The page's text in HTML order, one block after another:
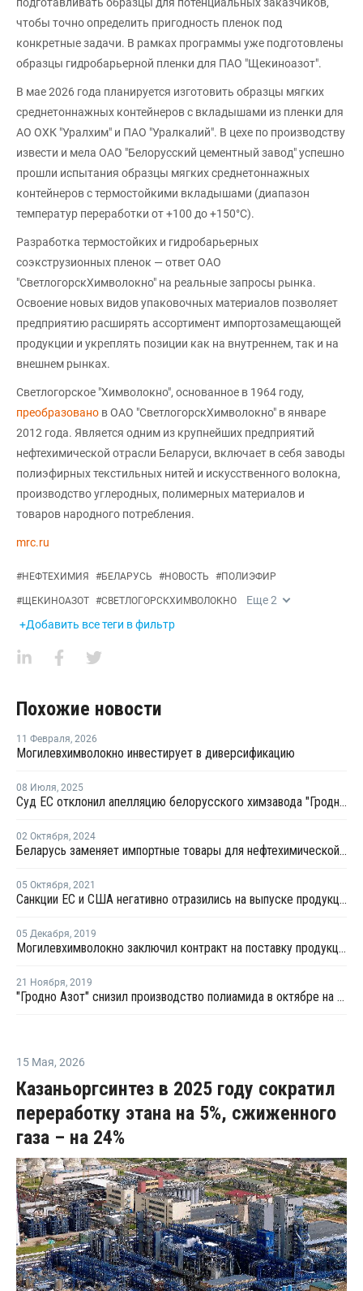
чтобы точно определить пригодность пленок под
конкретные задачи. В рамках программы уже подготовлены
образцы гидробарьерной пленки для ПАО "Щекиноазот".
В мае 2026 года планируется изготовить образцы мягких
среднетоннажных контейнеров с вкладышами из пленки для
АО ОХК "Уралхим" и ПАО "Уралкалий". В цехе по производству
извести и мела ОАО "Белорусский цементный завод" успешно
прошли испытания образцы мягких среднетоннажных
контейнеров с термостойкими вкладышами (диапазон
температур переработки от +100 до +150°C).
Разработка термостойких и гидробарьерных
соэкструзионных пленок — ответ ОАО
"СветлогорскХимволокно" на реальные запросы рынка.
Освоение новых видов упаковочных материалов позволяет
предприятию расширять ассортимент импортозамещающей
продукции и укреплять позиции как на внутреннем, так и на
внешнем рынках.
Светлогорское "Химволокно", основанное в 1964 году,
преобразовано в ОАО "СветлогорскХимволокно" в январе
2012 года. Является одним из крупнейших предприятий
нефтехимической отрасли Беларуси, включает в себя заводы
полиэфирных текстильных нитей и искусственного волокна,
производство углеродных, полимерных материалов и
товаров народного потребления.
mrc.ru
#НЕФТЕХИМИЯ #БЕЛАРУСЬ #НОВОСТЬ #ПОЛИЭФИР
#ЩЕКИНОАЗОТ #СВЕТЛОГОРСКХИМВОЛОКНО Еще2
+Добавить все теги в фильтр
Похожие новости
11 Февраля, 2026
Могилевхимволокно инвестирует в диверсификацию
08 Июля, 2025
Суд ЕС отклонил апелляцию белорусского химзавода "Гродно Азот" о снятии санкций
02 Октября, 2024
Беларусь заменяет импортные товары для нефтехимической отрасли отечественными аналогами
05 Октября, 2021
Санкции ЕС и США негативно отразились на выпуске продукции Могилевхимволокно
05 Декабря, 2019
Могилевхимволокно заключил контракт на поставку продукции в Сербию
21 Ноября, 2019
"Гродно Азот" снизил производство полиамида в октябре на 22,8%
15 Мая, 2026
Казаньоргсинтез в 2025 году сократил
переработку этана на 5%, сжиженного
газа – на 24%